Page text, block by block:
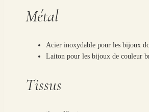
Métal
Acier inoxydable pour les bijoux
Laiton pour les bijoux de couleur
Tissus